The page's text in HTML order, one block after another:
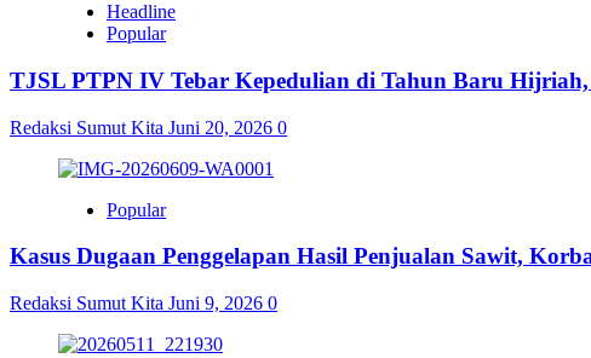
Headline
Popular
TJSL PTPN IV Tebar Kepedulian di Tahun Baru
Redaksi Sumut Kita Juni 20, 2026 0
Popular
Kasus Dugaan Penggelapan Hasil Penjualan Sawit,
Redaksi Sumut Kita Juni 9, 2026 0